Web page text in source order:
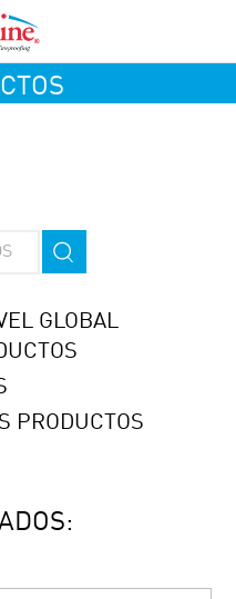
GLOBAL
PRODUCTOS